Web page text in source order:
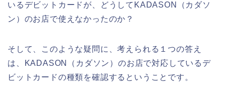
いるデビットカードが、どうしてKADASON（カダソ
ン）のお店で使えなかったのか？
そして、このような疑問に、考えられる１つの答え
は、KADASON（カダソン）のお店で対応しているデ
ビットカードの種類を確認するということです。